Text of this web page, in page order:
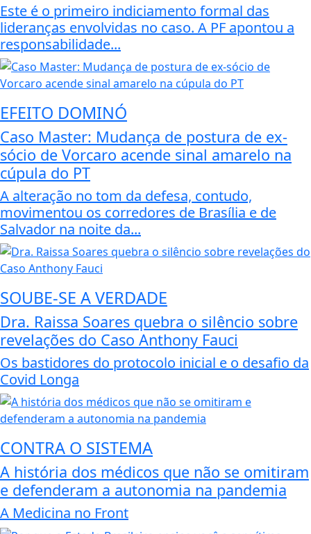
Este é o primeiro indiciamento formal das
lideranças envolvidas no caso. A PF apontou a
responsabilidade...
EFEITO DOMINÓ
Caso Master: Mudança de postura de ex-
sócio de Vorcaro acende sinal amarelo na
cúpula do PT
A alteração no tom da defesa, contudo,
movimentou os corredores de Brasília e de
Salvador na noite da...
SOUBE-SE A VERDADE
Dra. Raissa Soares quebra o silêncio sobre
revelações do Caso Anthony Fauci
Os bastidores do protocolo inicial e o desafio da
Covid Longa
CONTRA O SISTEMA
A história dos médicos que não se omitiram
e defenderam a autonomia na pandemia
A Medicina no Front